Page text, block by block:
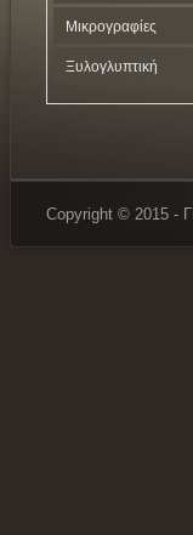
Μικρογραφίες
Ξυλογλυπτική
Copyright © 2015 -